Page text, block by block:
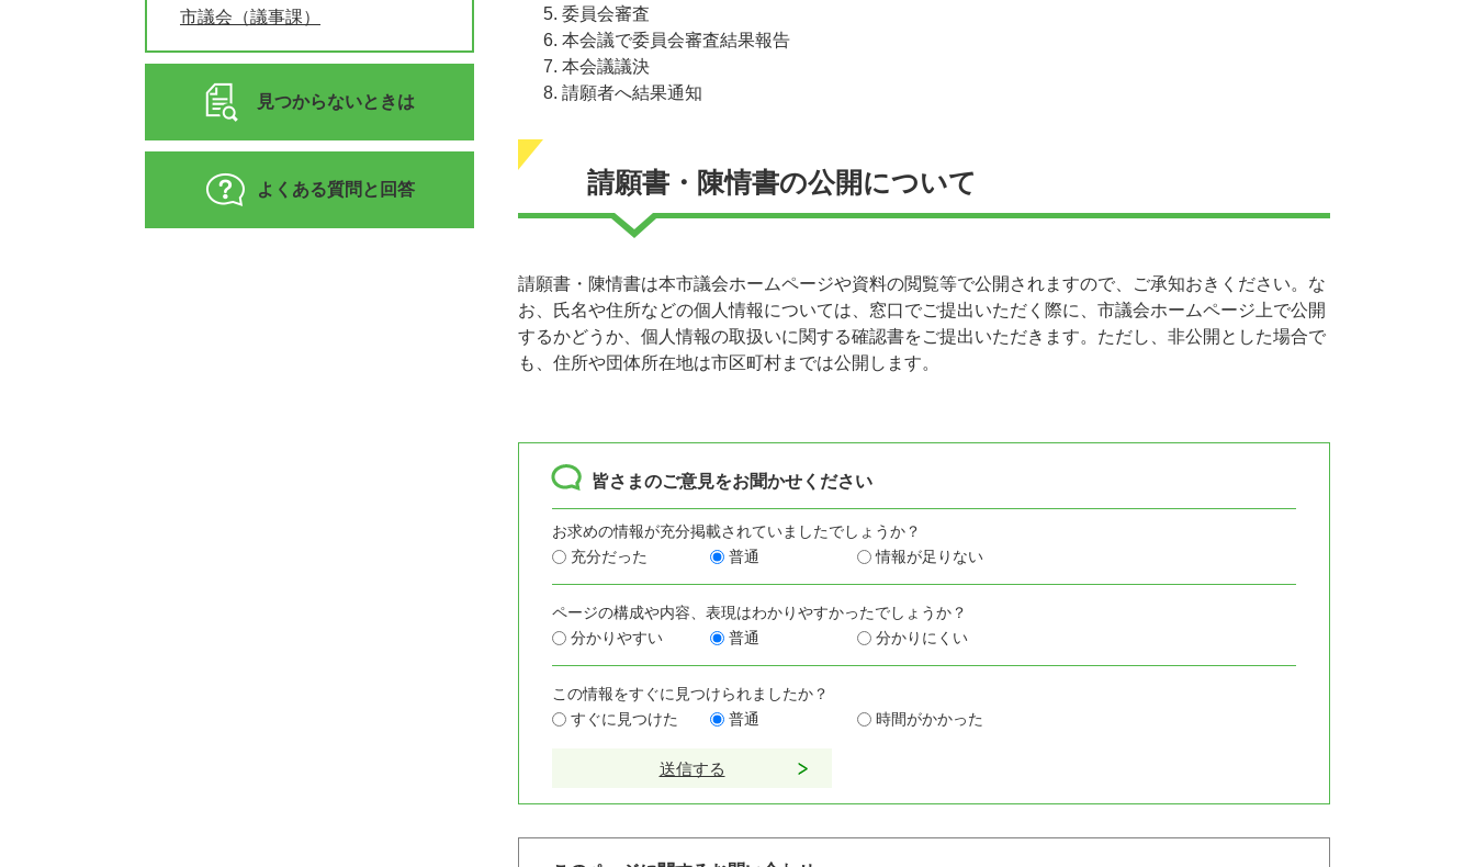
委員会審査
本会議で委員会審査結果報告
本会議議決
請願者へ結果通知
請願書・陳情書の公開について
請願書・陳情書は本市議会ホームページや資料の閲覧等で公開されますので、ご承知おきください。な
お、氏名や住所などの個人情報については、窓口でご提出いただく際に、市議会ホームページ上で公開
するかどうか、個人情報の取扱いに関する確認書をご提出いただきます。ただし、非公開とした場合で
も、住所や団体所在地は市区町村までは公開します。
皆さまのご意見をお聞かせください
お求めの情報が充分掲載されていましたでしょうか？
充分だった
普通 情報が足りない
ページの構成や内容、表現はわかりやすかったでしょうか？
分かりやすい
普通 分かりにくい
この情報をすぐに見つけられましたか？
すぐに見つけた
普通 時間がかかった
市議会（議事課）
見つからないときは
よくある質問と回答